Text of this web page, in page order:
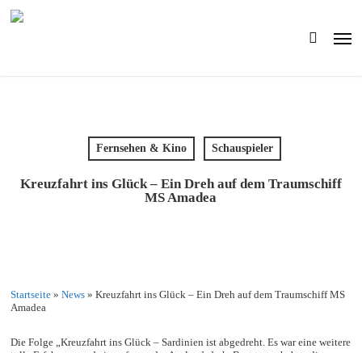
search
Fernsehen & Kino Schauspieler
Kreuzfahrt ins Glück – Ein Dreh auf dem Traumschiff
MS Amadea
Startseite »News »Kreuzfahrt ins Glück – Ein Dreh auf dem Traumschiff MS
Amadea
Die Folge „Kreuzfahrt ins Glück – Sardinien ist abgedreht. Es war eine weitere